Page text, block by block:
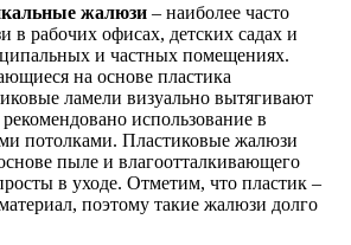
жалюзи – наиболее часто
в рабочих офисах, детских садах и
и частных помещениях.
на основе пластика
ламели визуально вытягивают
использование в
потолками. Пластиковые жалюзи
пыле и влагоотталкивающего
в уходе. Отметим, что пластик –
поэтому такие жалюзи долго